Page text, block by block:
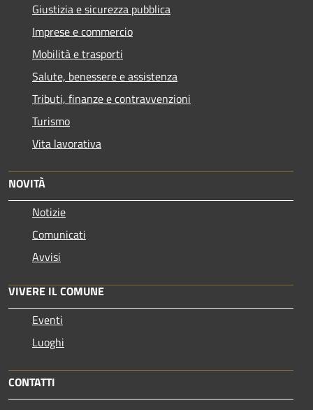
Giustizia e sicurezza pubblica
Imprese e commercio
Mobilità e trasporti
Salute, benessere e assistenza
Tributi, finanze e contravvenzioni
Turismo
Vita lavorativa
NOVITÀ
Notizie
Comunicati
Avvisi
VIVERE IL COMUNE
Eventi
Luoghi
CONTATTI